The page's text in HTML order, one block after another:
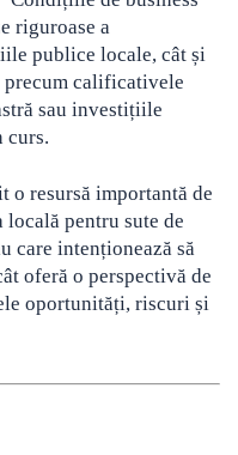
riguroase a
publice locale, cât și
calificativele
sau investițiile
curs.
o resursă importantă de
pentru sute de
care intenționează să
oferă o perspectivă de
oportunități, riscuri și